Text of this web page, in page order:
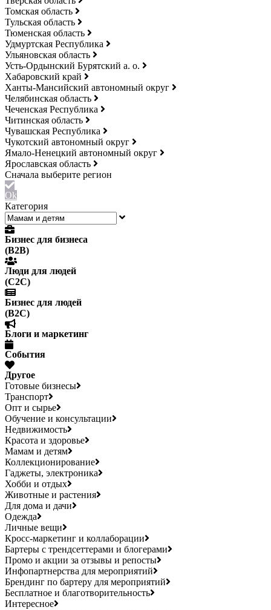
Томская область
Тульская область
Тюменская область
Удмуртская Республика
Ульяновская область
Усть-Ордынский Бурятский а. о.
Хабаровский край
Ханты-Мансийский автономный округ
Челябинская область
Чеченская Республика
Читинская область
Чувашская Республика
Чукотский автономный округ
Ямало-Ненецкий автономный округ
Ярославская область
Ok
Категория
Бизнес для бизнеса
(B2B)
Люди для людей
(С2С)
Бизнес для людей
(B2C)
Блоги и маркетинг
События
Другое
Готовые бизнесы
Транспорт
Опт и сырье
Обучение и консультации
Недвижимость
Красота и здоровье
Мамам и детям
Коллекционирование
Гаджеты, электроника
Хобби и отдых
Животные и растения
Для дома и дачи
Одежда
Личные вещи
Кросс-маркетинг и коллаборации
Бартеры с трендсеттерами и блогерами
Промо и акции за отзывы и репосты
Инфопартнерства для мероприятий
Брендинг по бартеру для мероприятий
Бесплатное и благотворительность
Интересное